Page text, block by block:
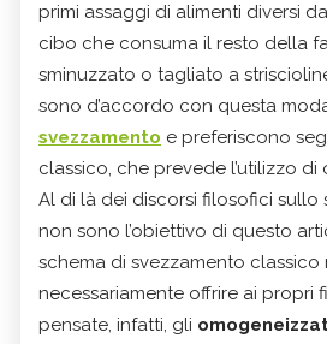
primi assaggi di alimenti diversi
cibo che consuma il resto della
sminuzzato o tagliato a
sono d’accordo con questa
svezzamento e preferiscono
classico, che prevede l’utilizzo di
Al di là dei discorsi filosofici sullo
non sono l’obiettivo di questo
schema di svezzamento
necessariamente offrire ai propri
pensate, infatti, gli